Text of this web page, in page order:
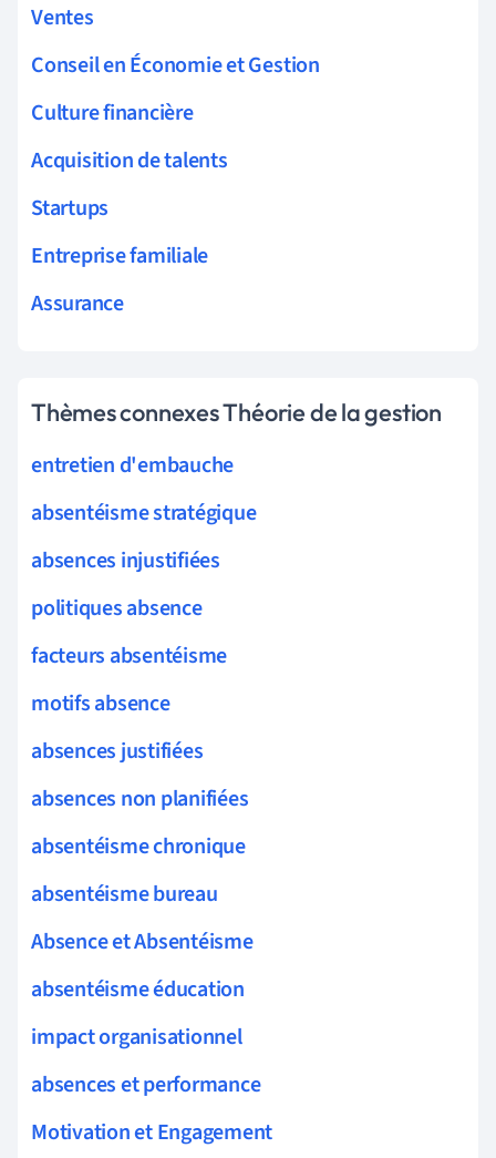
Ventes
Conseil en Économie et Gestion
Culture financière
Acquisition de talents
Startups
Entreprise familiale
Assurance
Thèmes connexes Théorie de la gestion
entretien d'embauche
absentéisme stratégique
absences injustifiées
politiques absence
facteurs absentéisme
motifs absence
absences justifiées
absences non planifiées
absentéisme chronique
absentéisme bureau
Absence et Absentéisme
absentéisme éducation
impact organisationnel
absences et performance
Motivation et Engagement